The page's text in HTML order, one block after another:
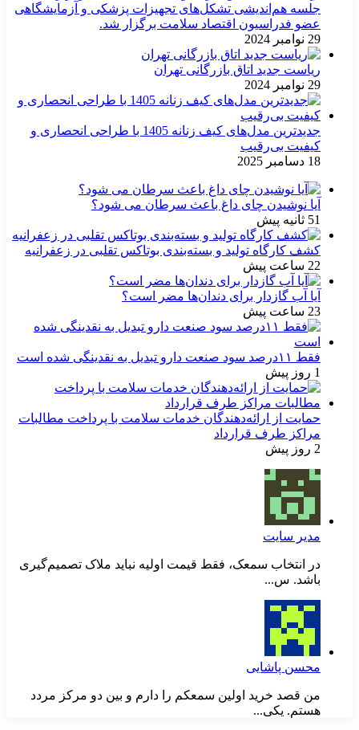
جلسه هم‌اندیشی تشکل‌های تجهیزات پزشکی و آزمایشگاهی
عضو فدراسیون اقتصاد سلامت برگزار شد.
29 نوامبر 2024
ریاست جدید اتاق بازرگانی تهران
29 نوامبر 2024
جدیدترین مدل‌های کیف زنانه 1405 با طراحی انحصاری و
کیفیت بی‌رقیب
18 دسامبر 2025
آیا نوشیدن چای داغ باعث سرطان می شود؟
51 ثانیه پیش
کشف کارگاه تولید و بسته‌بندی بوتاکس تقلبی در زعفرانیه
22 ساعت پیش
آیا آب گازدار برای دندان‌ها مضر است؟
23 ساعت پیش
فقط ۱۱‌درصد سود صنعت دارو تبدیل به نقدینگی شده است
1 روز پیش
حمایت از ارائه‌دهندگان خدمات سلامت با پرداخت مطالبات
مراکز طرف قرارداد
2 روز پیش
مدیر سایت
در انتخاب سمعک، فقط قیمت اولیه نباید ملاک تصمیم‌گیری
باشد. س...
محسن پاشایی
من قصد خرید اولین سمعکم را دارم و بین دو مرکز مردد
هستم. یکی...